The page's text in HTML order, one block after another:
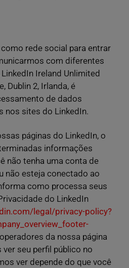
rede social para entrar
com diferentes
Ireland Unlimited
Dublin 2, Irlanda, é
de dados
nos sites do LinkedIn.
páginas do LinkedIn, o
informações
não tenha uma conta de
não esteja conectado ao
como processa seus
do LinkedIn
legal/privacy-policy?
da nossa página
seu perfil público no
ver depende do que você